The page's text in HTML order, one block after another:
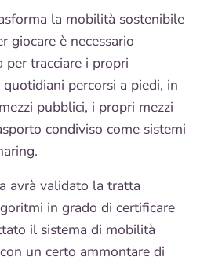
la mobilità sostenibile
giocare è necessario
per tracciare i propri
percorsi a piedi, in
pubblici, i propri mezzi
condiviso come sistemi
avrà validato la tratta
in grado di certificare
il sistema di mobilità
un certo ammontare di